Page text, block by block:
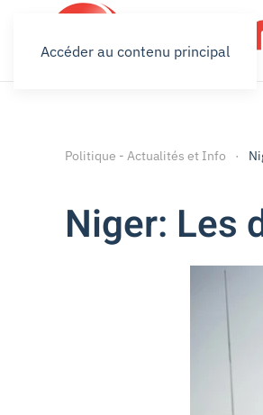
Accéder au contenu principal
Politique - Actualités et Info
Niger: Les